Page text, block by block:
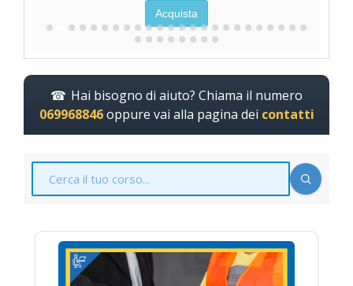
Acquista
Hai bisogno di aiuto? Chiama il numero
069968846oppure vai alla pagina dei contatti